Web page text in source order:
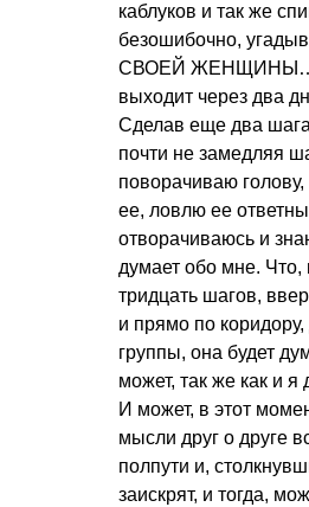
каблуков и так же
безошибочно,
СВОЕЙ ЖЕНЩИНЫ…
выходит через два
Сделав еще два
почти не замедляя
поворачиваю
ее, ловлю ее
отворачиваюсь и
думает обо мне. Что,
тридцать шагов,
и прямо по коридору,
группы, она будет
может, так же как и
И может, в этот
мысли друг о друге
полпути и,
заискрят, и тогда,